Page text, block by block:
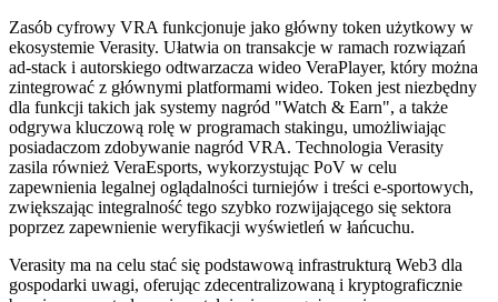
Zasób cyfrowy VRA funkcjonuje jako główny token użytkowy w
ekosystemie Verasity. Ułatwia on transakcje w ramach rozwiązań
ad-stack i autorskiego odtwarzacza wideo VeraPlayer, który można
zintegrować z głównymi platformami wideo. Token jest niezbędny
dla funkcji takich jak systemy nagród "Watch & Earn", a także
odgrywa kluczową rolę w programach stakingu, umożliwiając
posiadaczom zdobywanie nagród VRA. Technologia Verasity
zasila również VeraEsports, wykorzystując PoV w celu
zapewnienia legalnej oglądalności turniejów i treści e-sportowych,
zwiększając integralność tego szybko rozwijającego się sektora
poprzez zapewnienie weryfikacji wyświetleń w łańcuchu.
Verasity ma na celu stać się podstawową infrastrukturą Web3 dla
gospodarki uwagi, oferując zdecentralizowaną i kryptograficznie